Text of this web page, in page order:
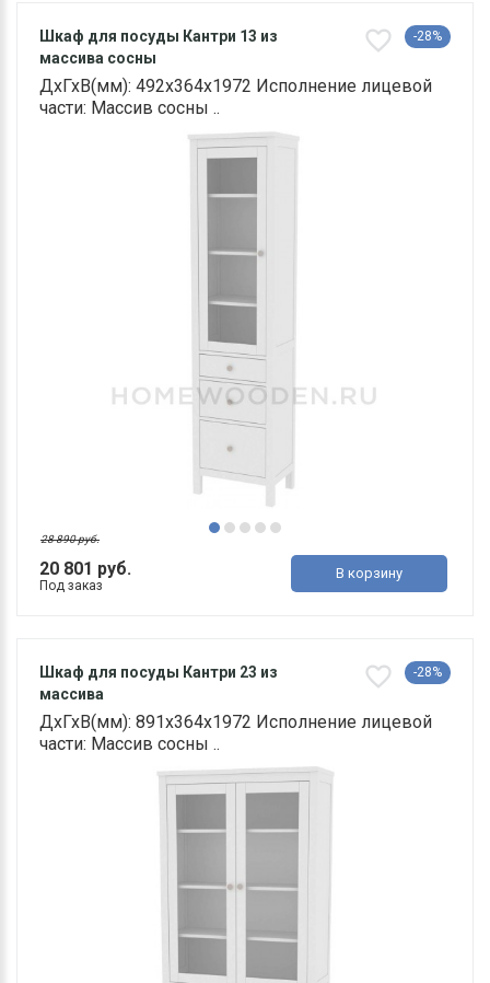
Шкаф для посуды Кантри 13 из
массива сосны
-28%
ДхГхВ(мм): 492х364х1972 Исполнение лицевой
части: Массив сосны ..
20 801 руб.
28 890 руб.
Под заказ
В корзину
Шкаф для посуды Кантри 23 из
массива
-28%
ДхГхВ(мм): 891х364х1972 Исполнение лицевой
части: Массив сосны ..